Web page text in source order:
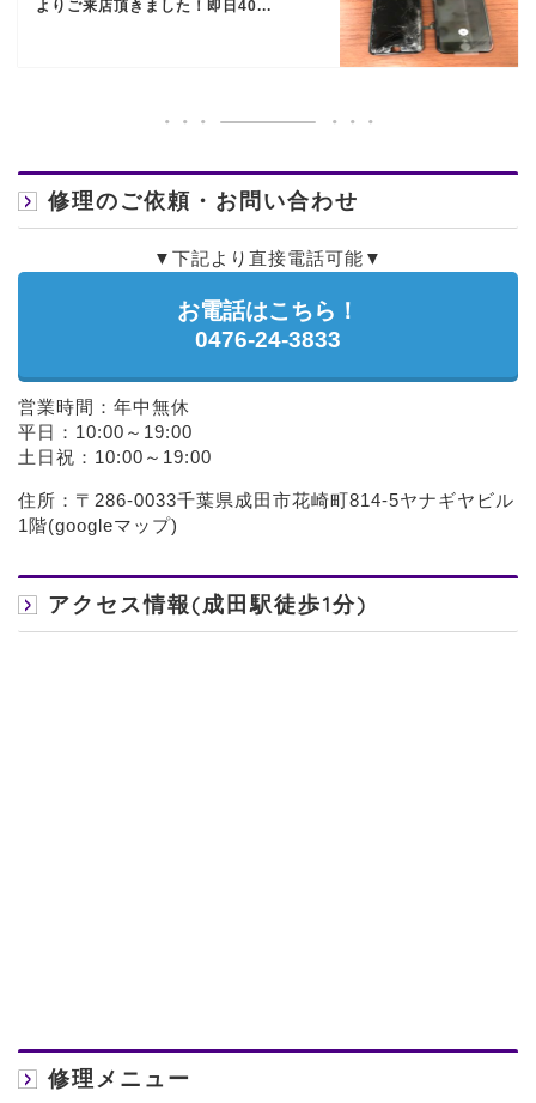
よりご来店頂きました！即日40...
修理のご依頼・お問い合わせ
▼下記より直接電話可能▼
お電話はこちら！
0476-24-3833
営業時間：年中無休
平日：10:00～19:00
土日祝：10:00～19:00
住所：〒286-0033千葉県成田市花崎町814-5ヤナギヤビル
1階(googleマップ)
アクセス情報(成田駅徒歩1分)
修理メニュー